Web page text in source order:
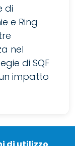
di
e Ring
nel
di SQF
impatto